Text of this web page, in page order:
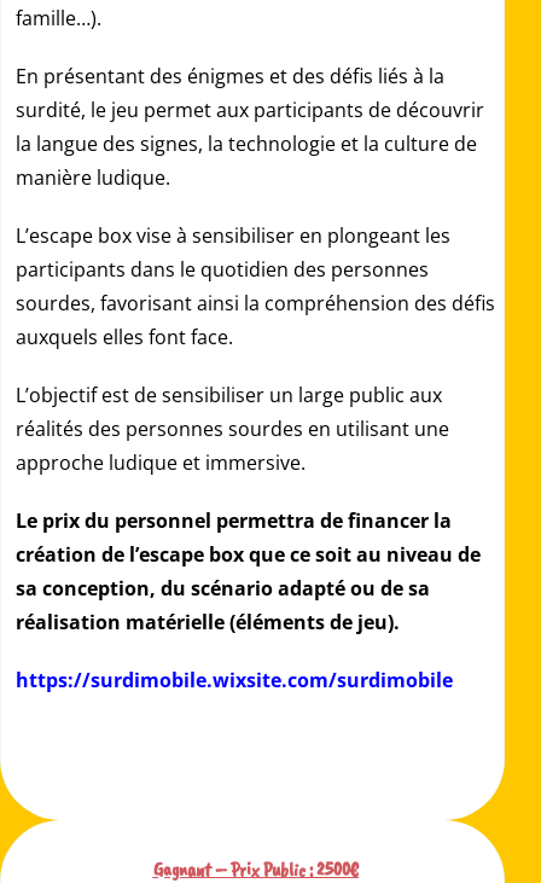
famille…).
En présentant des énigmes et des défis liés à la
surdité, le jeu permet aux participants de découvrir
la langue des signes, la technologie et la culture de
manière ludique.
L’escape box vise à sensibiliser en plongeant les
participants dans le quotidien des personnes
sourdes, favorisant ainsi la compréhension des défis
auxquels elles font face.
L’objectif est de sensibiliser un large public aux
réalités des personnes sourdes en utilisant une
approche ludique et immersive.
Le prix du personnel permettra de financer la
création de l’escape box que ce soit au niveau de
sa conception, du scénario adapté ou de sa
réalisation matérielle (éléments de jeu).
https://surdimobile.wixsite.com/surdimobile
Gagnant – Prix Public :2500€